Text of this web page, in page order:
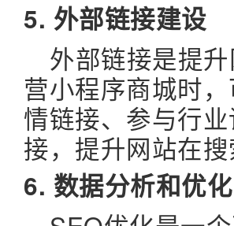
5. 外部链接建设
外部链接是提
营小程序商城时
情链接、参与行
接，提升网站在
6. 数据分析和优化